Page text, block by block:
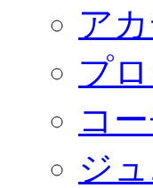
ア
プ
コ
ジ